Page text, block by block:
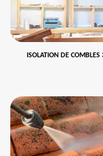
ISOLATION DE COMBLES